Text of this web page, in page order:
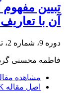
تبیین
آن با
دوره 9، شماره 2، تابستان 1399، صفحه
فاطمه محسنی
مشاهده
اصل مقاله